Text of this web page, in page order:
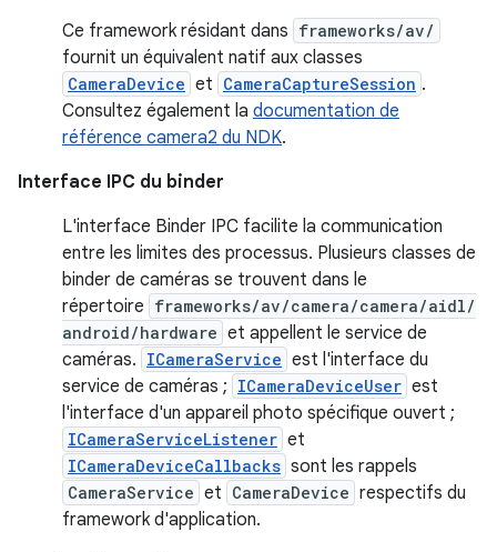
Ce framework résidant dans frameworks/av/
fournit un équivalent natif aux classes
CameraDevice et CameraCaptureSession .
Consultez également la documentation de
référence camera2 du NDK.
Interface IPC du binder
L'interface Binder IPC facilite la communication
entre les limites des processus. Plusieurs classes de
binder de caméras se trouvent dans le
répertoire frameworks/av/camera/camera/aidl/
android/hardware et appellent le service de
caméras. ICameraService est l'interface du
service de caméras ; ICameraDeviceUser est
l'interface d'un appareil photo spécifique ouvert ;
ICameraServiceListener et
ICameraDeviceCallbacks sont les rappels
CameraService et CameraDevice respectifs du
framework d'application.